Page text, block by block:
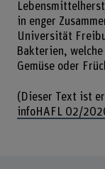
in enger
Universität
Bakterien,
Gemüse oder
(Dieser Text ist
infoHAFL 02/